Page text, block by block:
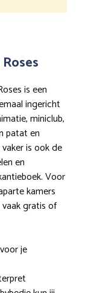
is een
ingericht
miniclub,
patat en
is ook de
en
Voor
kamers
vaak gratis of
je